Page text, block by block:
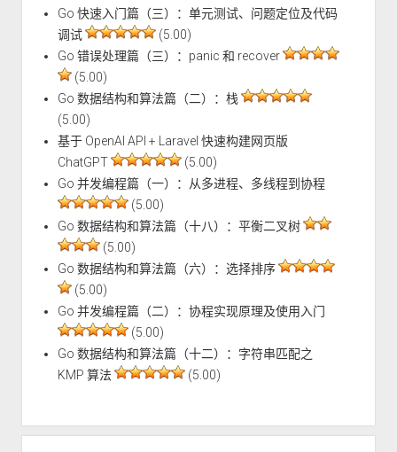
Go 快速入门篇（三）：单元测试、问题定位及代码
调试
(5.00)
Go 错误处理篇（三）：panic 和 recover
(5.00)
Go 数据结构和算法篇（二）：栈
(5.00)
基于 OpenAI API + Laravel 快速构建网页版
ChatGPT
(5.00)
Go 并发编程篇（一）：从多进程、多线程到协程
(5.00)
Go 数据结构和算法篇（十八）：平衡二叉树
(5.00)
Go 数据结构和算法篇（六）：选择排序
(5.00)
Go 并发编程篇（二）：协程实现原理及使用入门
(5.00)
Go 数据结构和算法篇（十二）：字符串匹配之
KMP 算法
(5.00)